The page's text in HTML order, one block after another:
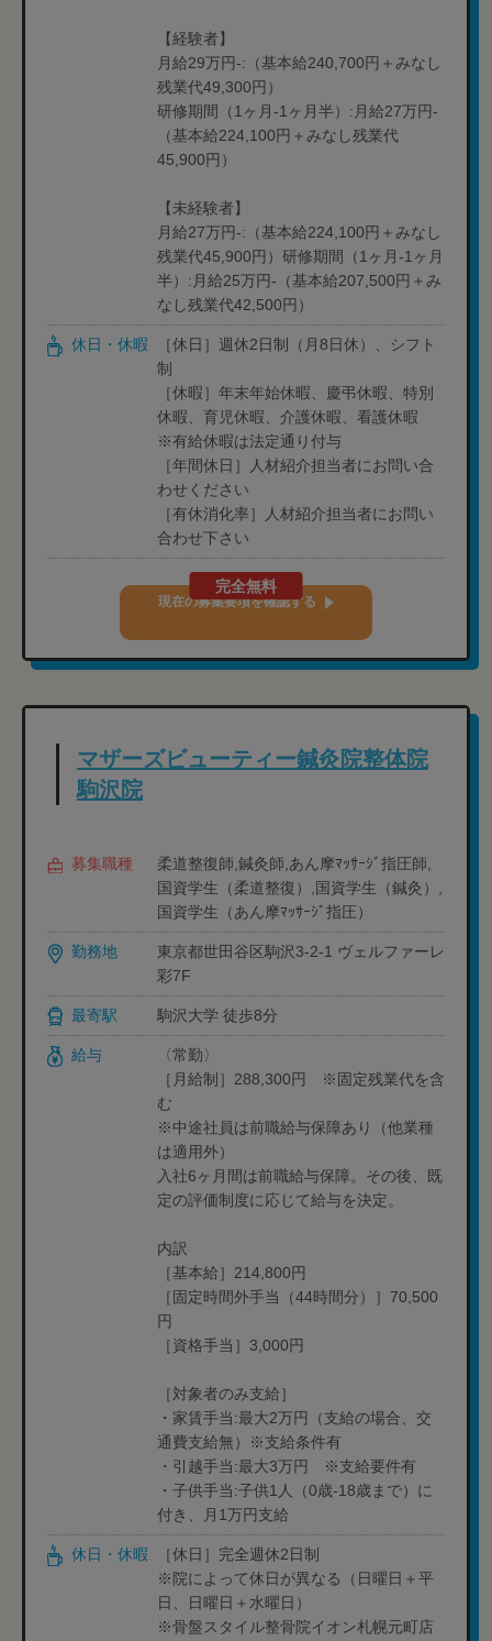
【経験者】
月給29万円-:（基本給240,700円＋みなし
残業代49,300円）
研修期間（1ヶ月-1ヶ月半）:月給27万円-
（基本給224,100円＋みなし残業代
45,900円）
【未経験者】
月給27万円-:（基本給224,100円＋みなし
残業代45,900円）研修期間（1ヶ月-1ヶ月
半）:月給25万円-（基本給207,500円＋み
なし残業代42,500円）
休日・休暇
［休日］週休2日制（月8日休）、シフト
制
［休暇］年末年始休暇、慶弔休暇、特別
休暇、育児休暇、介護休暇、看護休暇
※有給休暇は法定通り付与
［年間休日］人材紹介担当者にお問い合
わせください
［有休消化率］人材紹介担当者にお問い
合わせ下さい
完全無料
現在の募集要項を確認する
マザーズビューティー鍼灸院整体院
駒沢院
募集職種
柔道整復師,鍼灸師,あん摩ﾏｯｻｰｼﾞ指圧師,
国資学生（柔道整復）,国資学生（鍼灸）,
国資学生（あん摩ﾏｯｻｰｼﾞ指圧）
勤務地
東京都世田谷区駒沢3-2-1 ヴェルファーレ
彩7F
最寄駅 駒沢大学 徒歩8分
給与
〈常勤〉
［月給制］288,300円 ※固定残業代を含
む
※中途社員は前職給与保障あり（他業種
は適用外）
入社6ヶ月間は前職給与保障。その後、既
定の評価制度に応じて給与を決定。
内訳
［基本給］214,800円
［固定時間外手当（44時間分）］70,500
円
［資格手当］3,000円
［対象者のみ支給］
・家賃手当:最大2万円（支給の場合、交
通費支給無）※支給条件有
・引越手当:最大3万円 ※支給要件有
・子供手当:子供1人（0歳-18歳まで）に
付き、月1万円支給
休日・休暇
［休日］完全週休2日制
※院によって休日が異なる（日曜日＋平
日、日曜日＋水曜日）
※骨盤スタイル整骨院イオン札幌元町店